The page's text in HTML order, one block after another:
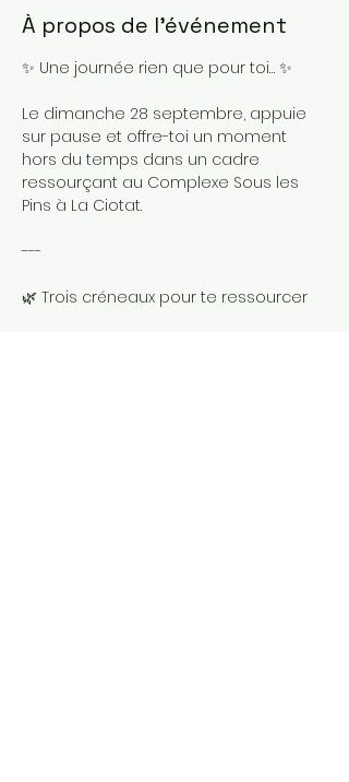
À propos de l'événement
✨ Une journée rien que pour toi… ✨
Le dimanche 28 septembre, appuie
sur pause et offre-toi un moment
hors du temps dans un cadre
ressourçant au Complexe Sous les
Pins à La Ciotat.
---
🌿 Trois créneaux pour te ressourcer